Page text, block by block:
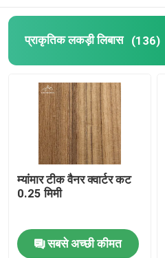
उत्पाद
वीडियो
हमारे बारे में
कारखाने का दौरा
हमसे संपर्क करें
प्राकृतिक लकड़ी लिबास (136)
म्यांमार टीक वैनर क्वार्टर कट
0.25 मिमी
सबसे अच्छी कीमत